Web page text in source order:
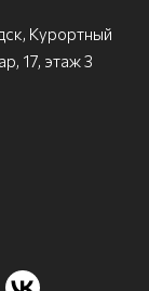
Курортный
17, этаж 3